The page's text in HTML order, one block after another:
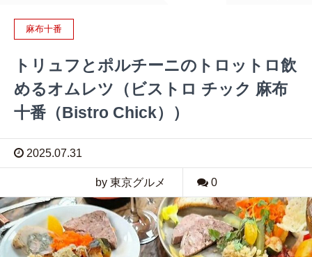
麻布十番
トリュフとポルチーニのトロットロ飲
めるオムレツ（ビストロ チック 麻布
十番（Bistro Chick））
2025.07.31
by 東京グルメ 0